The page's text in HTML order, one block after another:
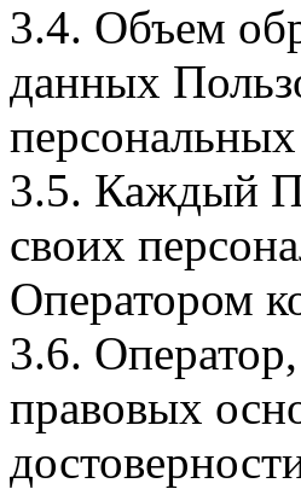
3.4. Объем
данных
3.5. Каждый
своих
Оператором
3.6.
правовых